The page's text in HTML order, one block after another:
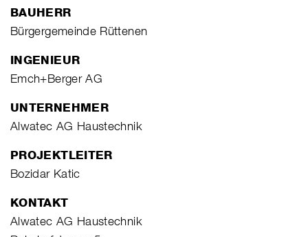
BAUHERR
Bürgergemeinde Rüttenen
INGENIEUR
Emch+Berger AG
UNTERNEHMER
Alwatec AG Haustechnik
PROJEKTLEITER
Bozidar Katic
KONTAKT
Alwatec AG Haustechnik